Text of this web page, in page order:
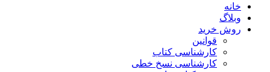
خانه
وبلاگ
روش خرید
قوانین
کارشناسی کتاب
کارشناسی نسخ خطی